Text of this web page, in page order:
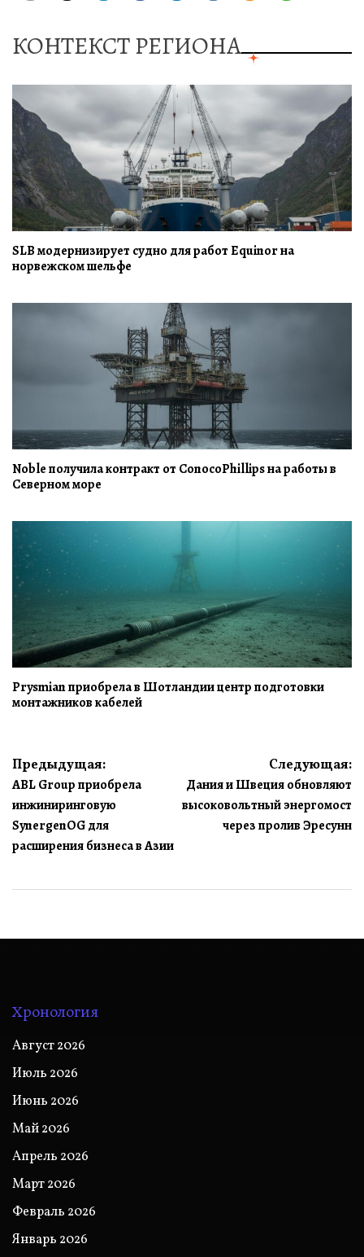
КОНТЕКСТ РЕГИОНА
SLB модернизирует судно для работ Equinor на
норвежском шельфе
Noble получила контракт от ConocoPhillips на работы в
Северном море
Prysmian приобрела в Шотландии центр подготовки
монтажников кабелей
Навигация
по
записям
Предыдущая:
ABL Group приобрела
инжиниринговую
SynergenOG для
расширения бизнеса в Азии
Следующая:
Дания и Швеция обновляют
высоковольтный энергомост
через пролив Эресунн
Хронология
Август 2026
Июль 2026
Июнь 2026
Май 2026
Апрель 2026
Март 2026
Февраль 2026
Январь 2026